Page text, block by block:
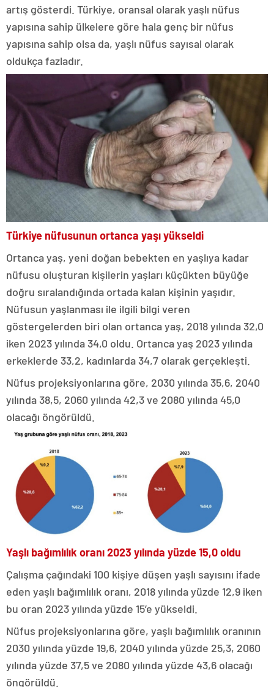
artış gösterdi. Türkiye, oransal olarak yaşlı nüfus
yapısına sahip ülkelere göre hala genç bir nüfus
yapısına sahip olsa da, yaşlı nüfus sayısal olarak
oldukça fazladır.
Türkiye nüfusunun ortanca yaşı yükseldi
Ortanca yaş, yeni doğan bebekten en yaşlıya kadar
nüfusu oluşturan kişilerin yaşları küçükten büyüğe
doğru sıralandığında ortada kalan kişinin yaşıdır.
Nüfusun yaşlanması ile ilgili bilgi veren
göstergelerden biri olan ortanca yaş, 2018 yılında 32,0
iken 2023 yılında 34,0 oldu. Ortanca yaş 2023 yılında
erkeklerde 33,2, kadınlarda 34,7 olarak gerçekleşti.
Nüfus projeksiyonlarına göre, 2030 yılında 35,6, 2040
yılında 38,5, 2060 yılında 42,3 ve 2080 yılında 45,0
olacağı öngörüldü.
Yaşlı bağımlılık oranı 2023 yılında yüzde 15,0 oldu
Çalışma çağındaki 100 kişiye düşen yaşlı sayısını ifade
eden yaşlı bağımlılık oranı, 2018 yılında yüzde 12,9 iken
bu oran 2023 yılında yüzde 15’e yükseldi.
Nüfus projeksiyonlarına göre, yaşlı bağımlılık oranının
2030 yılında yüzde 19,6, 2040 yılında yüzde 25,3, 2060
yılında yüzde 37,5 ve 2080 yılında yüzde 43,6 olacağı
öngörüldü.